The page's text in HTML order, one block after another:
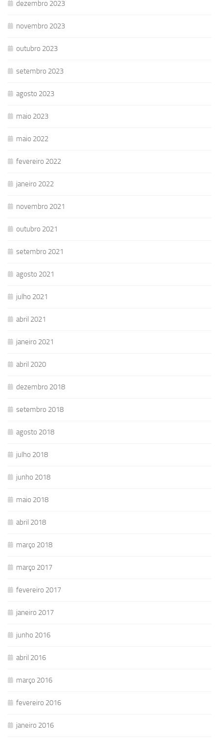
dezembro 2023
novembro 2023
outubro 2023
setembro 2023
agosto 2023
maio 2023
maio 2022
fevereiro 2022
janeiro 2022
novembro 2021
outubro 2021
setembro 2021
agosto 2021
julho 2021
abril 2021
janeiro 2021
abril 2020
dezembro 2018
setembro 2018
agosto 2018
julho 2018
junho 2018
maio 2018
abril 2018
março 2018
março 2017
fevereiro 2017
janeiro 2017
junho 2016
abril 2016
março 2016
fevereiro 2016
janeiro 2016